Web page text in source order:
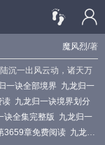
魔风烈/著
沉一出风云动，诸天万
一诀全部境界 九龙归一
读 九龙归一诀境界划分
诀全集完整版 九龙归一
3659章免费阅读 九龙归